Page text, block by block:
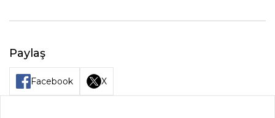
Paylaş
Facebook X